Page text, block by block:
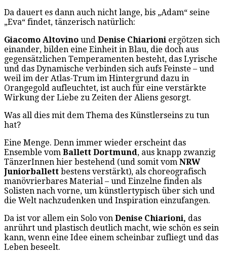
Da dauert es dann auch nicht lange, bis „Adam“ seine
„Eva“ findet, tänzerisch natürlich:
Giacomo Altovino und Denise Chiarioni ergötzen sich
einander, bilden eine Einheit in Blau, die doch aus
gegensätzlichen Temperamenten besteht, das Lyrische
und das Dynamische verbinden sich aufs Feinste – und
weil im der Atlas-Trum im Hintergrund dazu in
Orangegold aufleuchtet, ist auch für eine verstärkte
Wirkung der Liebe zu Zeiten der Aliens gesorgt.
Was all dies mit dem Thema des Künstlerseins zu tun
hat?
Eine Menge. Denn immer wieder erscheint das
Ensemble vom Ballett Dortmund, aus knapp zwanzig
TänzerInnen hier bestehend (und somit vom NRW
Juniorballett bestens verstärkt), als choreografisch
manövrierbares Material – und Einzelne finden als
Solisten nach vorne, um künstlertypisch über sich und
die Welt nachzudenken und Inspiration einzufangen.
Da ist vor allem ein Solo von Denise Chiarioni, das
anrührt und plastisch deutlich macht, wie schön es sein
kann, wenn eine Idee einem scheinbar zufliegt und das
Leben beseelt.